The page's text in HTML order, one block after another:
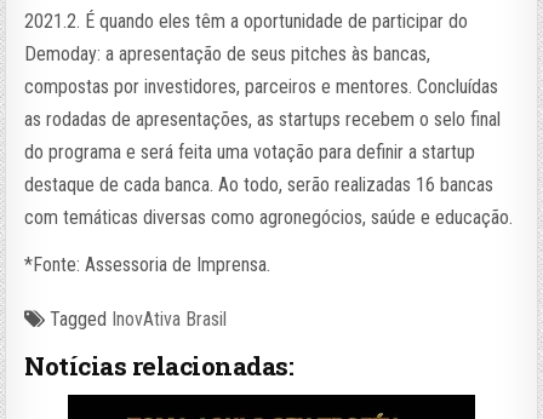
2021.2. É quando eles têm a oportunidade de participar do
Demoday: a apresentação de seus pitches às bancas,
compostas por investidores, parceiros e mentores. Concluídas
as rodadas de apresentações, as startups recebem o selo final
do programa e será feita uma votação para definir a startup
destaque de cada banca. Ao todo, serão realizadas 16 bancas
com temáticas diversas como agronegócios, saúde e educação.
*Fonte: Assessoria de Imprensa.
Tagged InovAtiva Brasil
Notícias relacionadas: